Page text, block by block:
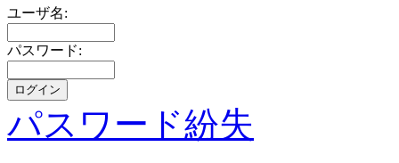
ユーザ名:
パスワード:
パスワード紛失